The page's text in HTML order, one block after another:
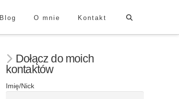
Blog O mnie Kontakt
Dołącz do moich
kontaktów
Imię/Nick